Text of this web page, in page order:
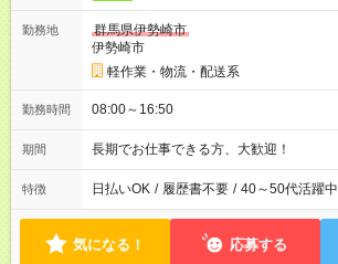
勤務地
群馬県伊勢崎市
伊勢崎市
軽作業・物流・配送系
勤務時間 08:00～16:50
期間 長期でお仕事できる方、大歓迎！
特徴 日払いOK / 履歴書不要 / 40～50代活躍中
気になる！ 応募する